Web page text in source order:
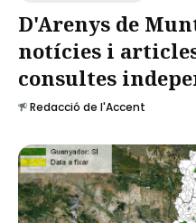
D'Arenys de
notícies i
consultes
Redacció de l'Accent